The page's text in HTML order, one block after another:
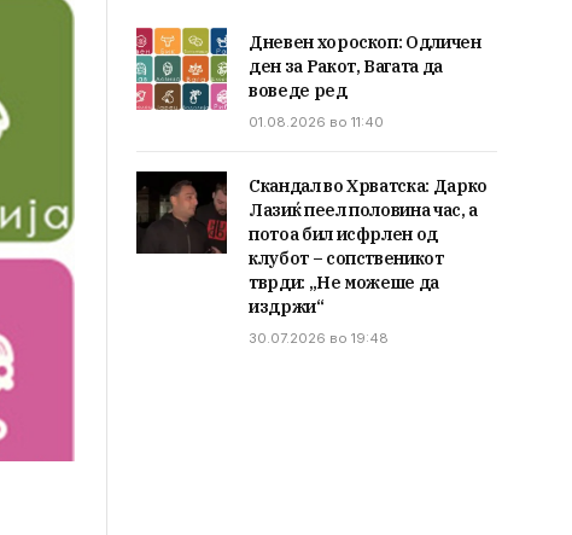
Дневен хороскоп: Одличен
ден за Ракот, Вагата да
воведе ред
01.08.2026 во 11:40
Скандал во Хрватска: Дарко
Лазиќ пеел половина час, а
потоа бил исфрлен од
клубот – сопственикот
тврди: „Не можеше да
издржи“
30.07.2026 во 19:48